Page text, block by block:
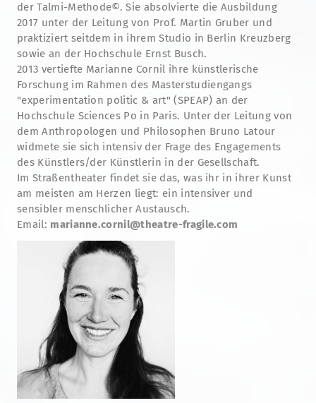
der Talmi-Methode©. Sie absolvierte die Ausbildung
2017 unter der Leitung von Prof. Martin Gruber und
praktiziert seitdem in ihrem Studio in Berlin Kreuzberg
sowie an der Hochschule Ernst Busch.
2013 vertiefte Marianne Cornil ihre künstlerische
Forschung im Rahmen des Masterstudiengangs
"experimentation politic & art" (SPEAP) an der
Hochschule Sciences Po in Paris. Unter der Leitung von
dem Anthropologen und Philosophen Bruno Latour
widmete sie sich intensiv der Frage des Engagements
des Künstlers/der Künstlerin in der Gesellschaft.
Im Straßentheater findet sie das, was ihr in ihrer Kunst
am meisten am Herzen liegt: ein intensiver und
sensibler menschlicher Austausch.
Email: marianne.cornil@theatre-fragile.com